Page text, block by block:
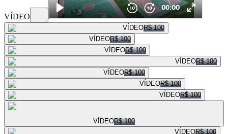
VÍDEO
VÍDEOR$ 100
VÍDEOR$ 100
VÍDEOR$ 100
VÍDEOR$ 100
VÍDEOR$ 100
VÍDEOR$ 100
VÍDEOR$ 100
VÍDEOR$ 100
VÍDEOR$ 100